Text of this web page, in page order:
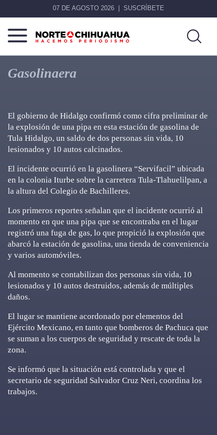
07 DE AGOSTO 2026 SUSCRÍBETE
Norte
De
Chihuahua
Más
que
noticias,
Gasolinaera
El gobierno de Hidalgo confirmó como cifra preliminar de
la explosión de una pipa en esta estación de gasolina de
Tula Hidalgo, un saldo de dos personas sin vida, 10
lesionados y 10 autos calcinados.
El incidente ocurrió en la gasolinera “Servifacil” ubicada
en la colonia Iturbe sobre la carretera Tula-Tlahuelilpan, a
la altura del Colegio de Bachilleres.
Los primeros reportes señalan que el incidente ocurrió al
momento en que una pipa que se encontraba en el lugar
registró una fuga de gas, lo que propició la explosión que
abarcó la estación de gasolina, una tienda de conveniencia
y varios automóviles.
Al momento se contabilizan dos personas sin vida, 10
lesionados y 10 autos destruidos, además de múltiples
daños.
El lugar se mantiene acordonado por elementos del
Ejército Mexicano, en tanto que bomberos de Pachuca que
se suman a los cuerpos de seguridad y rescate de toda la
zona.
Se informó que la situación está controlada y que el
secretario de seguridad Salvador Cruz Neri, coordina los
trabajos.